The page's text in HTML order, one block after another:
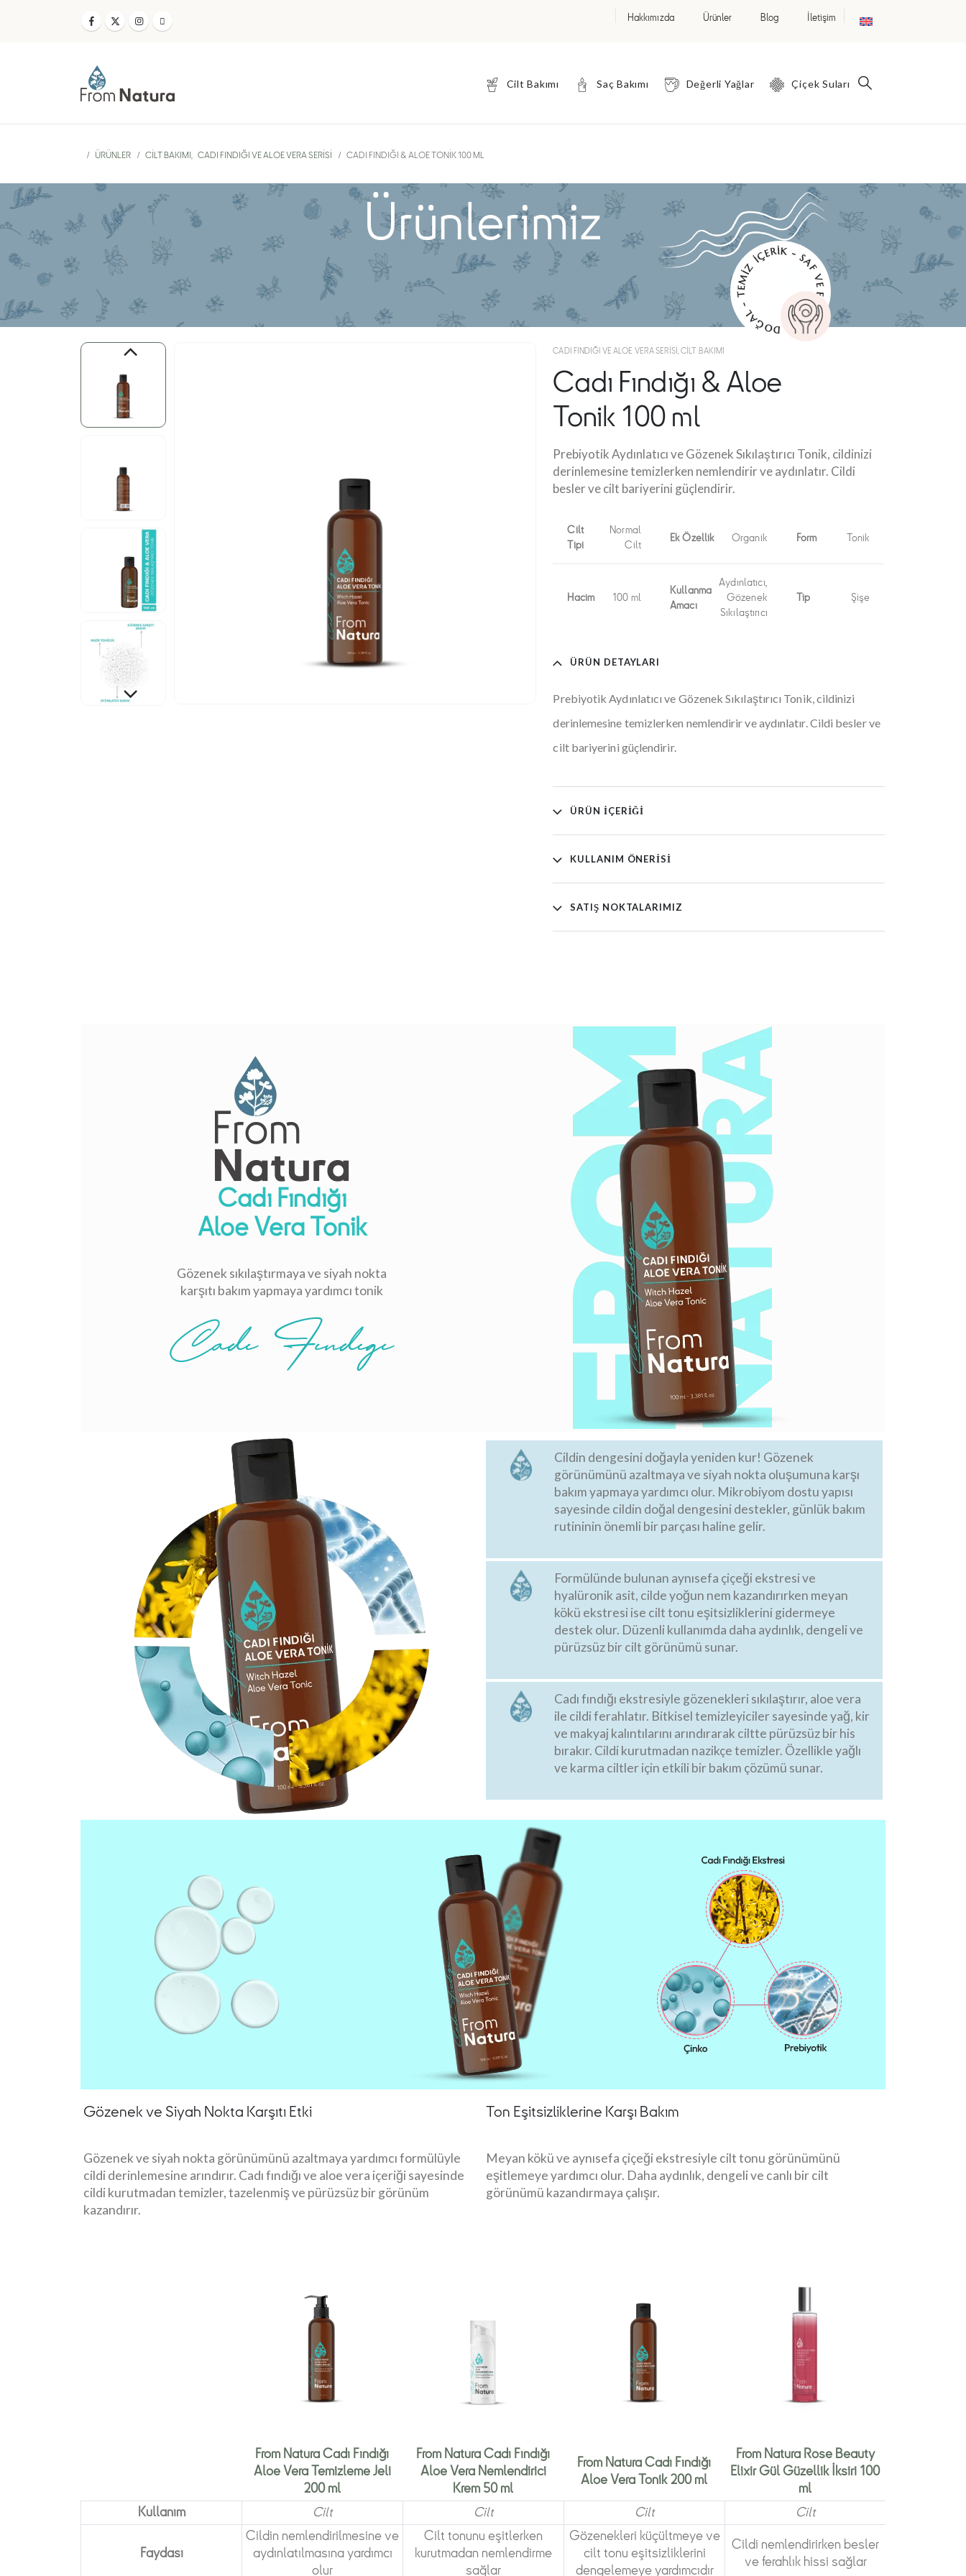
Hakkımızda Ürünler Blog İletişim
Cilt Bakımı Saç Bakımı Değerli Yağlar Çiçek Suları
ÜRÜNLER CILT BAKIMI , CADI FINDIĞI VE ALOE VERA SERISI CADI FINDIĞI & ALOE TONIK 100 ML
DOĞAL - TEMİZ İÇERİK - SAF VE ETKİLİ -
Ürünlerimiz
CADI FINDIĞI VE ALOE VERA SERISI ,CILT BAKIMI
Cadı Fındığı & Aloe
Tonik 100 ml
Prebiyotik Aydınlatıcı ve Gözenek Sıkılaştırıcı Tonik, cildinizi
derinlemesine temizlerken nemlendirir ve aydınlatır. Cildi
besler ve cilt bariyerini güçlendirir.
Cilt
Tipi
Normal
Cilt
Ek Özellik Organik Form Tonik
Hacim 100 ml
Kullanma
Amacı
Aydınlatıcı,
Gözenek
Sıkılaştırıcı
Tip Şişe
ÜRÜN DETAYLARI
Prebiyotik Aydınlatıcı ve Gözenek Sıkılaştırıcı Tonik, cildinizi
derinlemesine temizlerken nemlendirir ve aydınlatır. Cildi besler ve
cilt bariyerini güçlendirir.
ÜRÜN İÇERIĞI
KULLANIM ÖNERISI
SATIŞ NOKTALARIMIZ
Cadı Fındığı
Aloe Vera Tonik
Gözenek sıkılaştırmaya ve siyah nokta
karşıtı bakım yapmaya yardımcı tonik
Cildin dengesini doğayla yeniden kur! Gözenek
görünümünü azaltmaya ve siyah nokta oluşumuna karşı
bakım yapmaya yardımcı olur. Mikrobiyom dostu yapısı
sayesinde cildin doğal dengesini destekler, günlük bakım
rutininin önemli bir parçası haline gelir.
Formülünde bulunan aynısefa çiçeği ekstresi ve
hyalüronik asit, cilde yoğun nem kazandırırken meyan
kökü ekstresi ise cilt tonu eşitsizliklerini gidermeye
destek olur. Düzenli kullanımda daha aydınlık, dengeli ve
pürüzsüz bir cilt görünümü sunar.
Cadı fındığı ekstresiyle gözenekleri sıkılaştırır, aloe vera
ile cildi ferahlatır. Bitkisel temizleyiciler sayesinde yağ, kir
ve makyaj kalıntılarını arındırarak ciltte pürüzsüz bir his
bırakır. Cildi kurutmadan nazikçe temizler. Özellikle yağlı
ve karma ciltler için etkili bir bakım çözümü sunar.
Gözenek ve Siyah Nokta Karşıtı Etki
Gözenek ve siyah nokta görünümünü azaltmaya yardımcı formülüyle
cildi derinlemesine arındırır. Cadı fındığı ve aloe vera içeriği sayesinde
cildi kurutmadan temizler, tazelenmiş ve pürüzsüz bir görünüm
kazandırır.
Ton Eşitsizliklerine Karşı Bakım
Meyan kökü ve aynısefa çiçeği ekstresiyle cilt tonu görünümünü
eşitlemeye yardımcı olur. Daha aydınlık, dengeli ve canlı bir cilt
görünümü kazandırmaya çalışır.
From Natura Cadı Fındığı
Aloe Vera Temizleme Jeli
200 ml
From Natura Cadı Fındığı
Aloe Vera Nemlendirici
Krem 50 ml
From Natura Cadı Fındığı
Aloe Vera Tonik 200 ml
From Natura Rose Beauty
Elixir Gül Güzellik İksiri 100
ml
Kullanım
Cilt Cilt Cilt Cilt
Faydası
Cildin nemlendirilmesine ve
aydınlatılmasına yardımcı
olur
Cilt tonunu eşitlerken
kurutmadan nemlendirme
sağlar
Gözenekleri küçültmeye ve
cilt tonu eşitsizliklerini
dengelemeye yardımcıdır
Cildi nemlendirirken besler
ve ferahlık hissi sağlar